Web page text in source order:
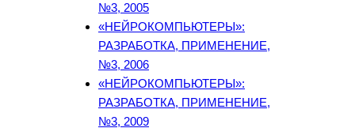
№3, 2005
«НЕЙРОКОМПЬЮТЕРЫ»:
РАЗРАБОТКА, ПРИМЕНЕНИЕ,
№3, 2006
«НЕЙРОКОМПЬЮТЕРЫ»:
РАЗРАБОТКА, ПРИМЕНЕНИЕ,
№3, 2009